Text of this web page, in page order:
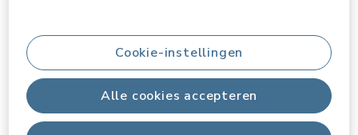
Alle cookies accepteren
Cookie-instellingen
Makkelijk te gebruiken, 5.0 van 5
5.0
Comfort
Comfort, 5.0 van 5
5.0